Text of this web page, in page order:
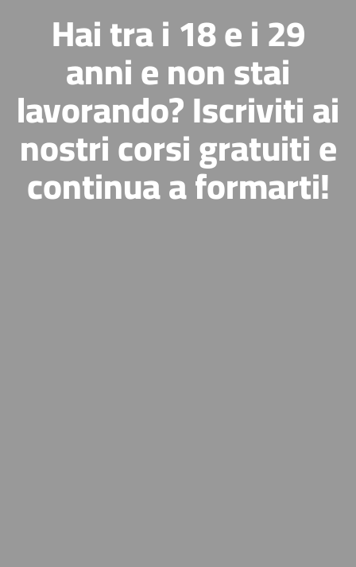
Hai tra i 18 e i 29
anni e non stai
lavorando? Iscriviti ai
nostri corsi gratuiti e
continua a formarti!